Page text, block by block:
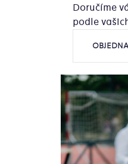
Doručíme
podle